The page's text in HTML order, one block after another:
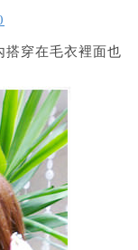
搭穿在毛衣裡面也